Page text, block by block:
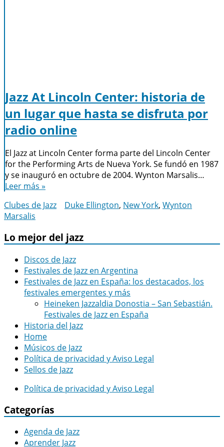
Jazz At Lincoln Center: historia de
un lugar que hasta se disfruta por
radio online
El Jazz at Lincoln Center forma parte del Lincoln Center
for the Performing Arts de Nueva York. Se fundó en 1987
y se inauguró en octubre de 2004. Wynton Marsalis…
Leer más »
Clubes de Jazz
Duke Ellington, New York, Wynton
Marsalis
Lo mejor del jazz
Discos de Jazz
Festivales de Jazz en Argentina
Festivales de Jazz en España: los destacados, los
festivales emergentes y más
Heineken Jazzaldia Donostia – San Sebastián.
Festivales de Jazz en España
Historia del Jazz
Home
Músicos de Jazz
Política de privacidad y Aviso Legal
Sellos de Jazz
Política de privacidad y Aviso Legal
Categorías
Agenda de Jazz
Aprender Jazz